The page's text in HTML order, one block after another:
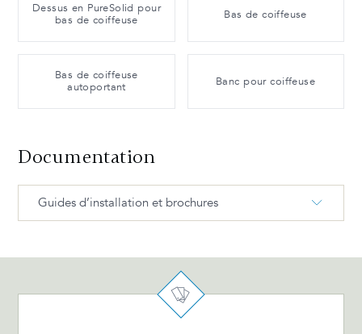
Dessus en PureSolid pour
bas de coiffeuse
Bas de coiffeuse
Bas de coiffeuse
autoportant
Banc pour coiffeuse
Documentation
Guides d’installation et brochures
Coiffeuse DUO Dimensions tech. FR